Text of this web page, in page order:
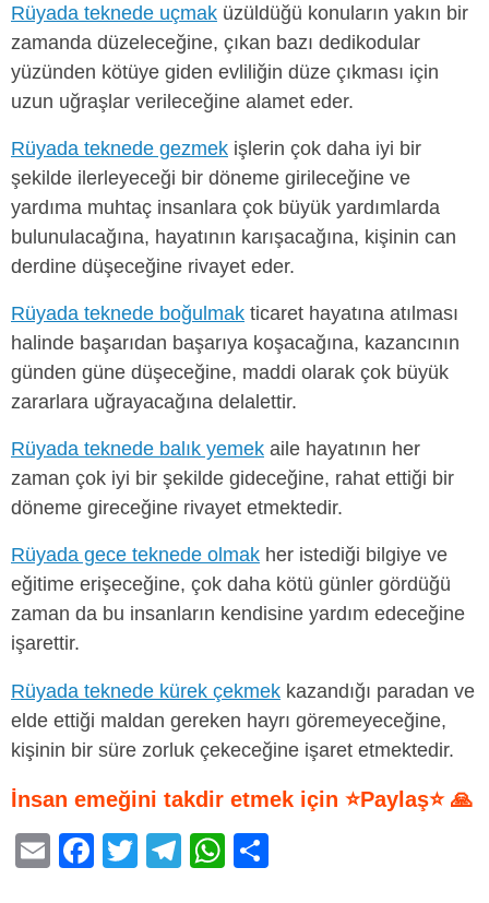
Rüyada teknede uçmak üzüldüğü konuların yakın bir
zamanda düzeleceğine, çıkan bazı dedikodular
yüzünden kötüye giden evliliğin düze çıkması için
uzun uğraşlar verileceğine alamet eder.
Rüyada teknede gezmek işlerin çok daha iyi bir
şekilde ilerleyeceği bir döneme girileceğine ve
yardıma muhtaç insanlara çok büyük yardımlarda
bulunulacağına, hayatının karışacağına, kişinin can
derdine düşeceğine rivayet eder.
Rüyada teknede boğulmak ticaret hayatına atılması
halinde başarıdan başarıya koşacağına, kazancının
günden güne düşeceğine, maddi olarak çok büyük
zararlara uğrayacağına delalettir.
Rüyada teknede balık yemek aile hayatının her
zaman çok iyi bir şekilde gideceğine, rahat ettiği bir
döneme gireceğine rivayet etmektedir.
Rüyada gece teknede olmak her istediği bilgiye ve
eğitime erişeceğine, çok daha kötü günler gördüğü
zaman da bu insanların kendisine yardım edeceğine
işarettir.
Rüyada teknede kürek çekmek kazandığı paradan ve
elde ettiği maldan gereken hayrı göremeyeceğine,
kişinin bir süre zorluk çekeceğine işaret etmektedir.
İnsan emeğini takdir etmek için ⭐Paylaş⭐ 🙏
E
F
T
T
W